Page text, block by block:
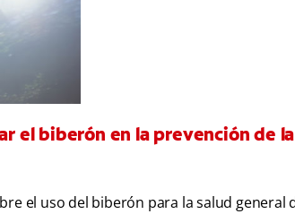
el biberón en la prevención de
el uso del biberón para la salud general